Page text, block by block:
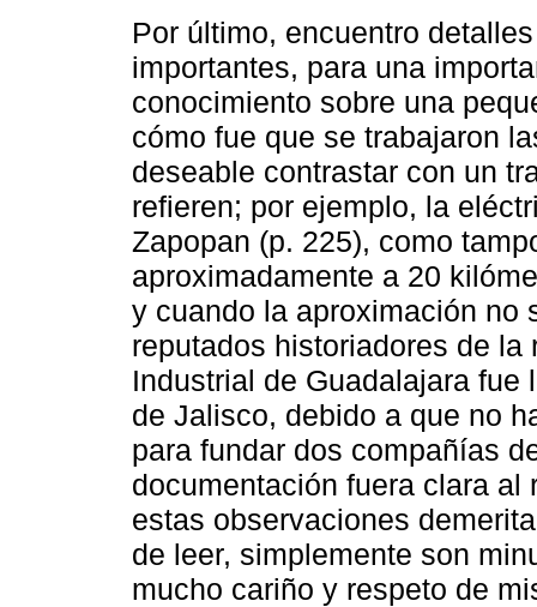
Por último, encuentro
importantes, para una
conocimiento sobre una
cómo fue que se trabajaron
deseable contrastar con un
refieren; por ejemplo, la
Zapopan (p. 225), como
aproximadamente a 20
y cuando la aproximación no
reputados historiadores de
Industrial de Guadalajara
de Jalisco, debido a que no
para fundar dos compañías
documentación fuera clara al
estas observaciones
de leer, simplemente son
mucho cariño y respeto de